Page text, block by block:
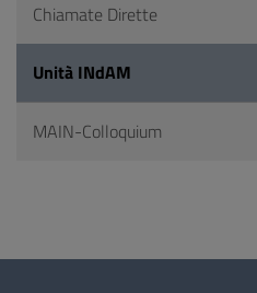
Chiamate Dirette
Unità INdAM
MAIN-Colloquium
Questionario